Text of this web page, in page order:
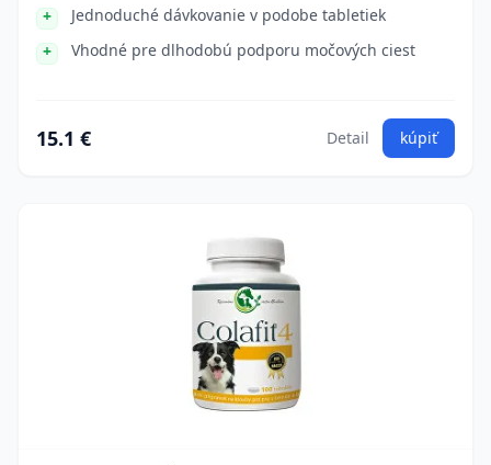
Jednoduché dávkovanie v podobe tabletiek
Vhodné pre dlhodobú podporu močových ciest
15.1 € Detail kúpiť